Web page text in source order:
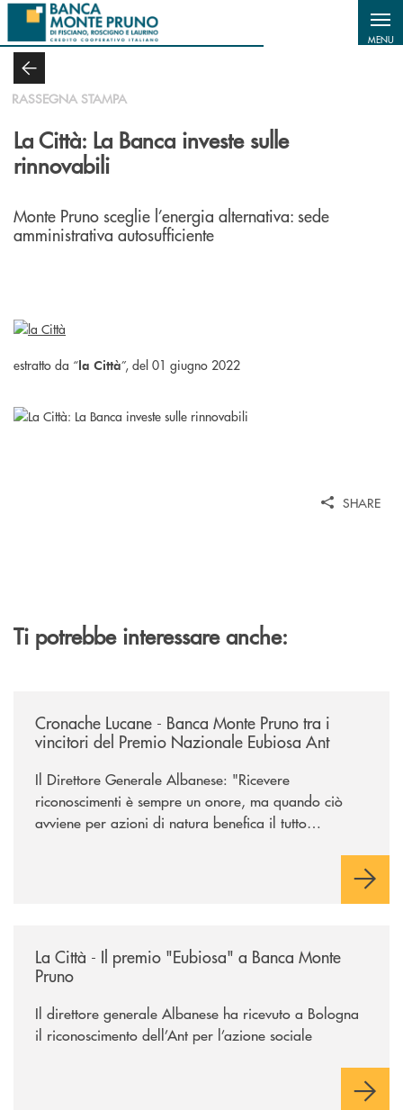
Salta al contenuto principale
MENU
RASSEGNA STAMPA
La Città: La Banca investe sulle
rinnovabili
Monte Pruno sceglie l’energia alternativa: sede
amministrativa autosufficiente
estratto da “la Città”, del 01 giugno 2022
SHARE
Ti potrebbe interessare anche:
Cronache Lucane - Banca Monte Pruno tra i
vincitori del Premio Nazionale Eubiosa Ant
Il Direttore Generale Albanese: "Ricevere
riconoscimenti è sempre un onore, ma quando ciò
avviene per azioni di natura benefica il tutto
La Città - Il premio "Eubiosa" a Banca Monte
Pruno
Il direttore generale Albanese ha ricevuto a Bologna
il riconoscimento dell’Ant per l’azione sociale